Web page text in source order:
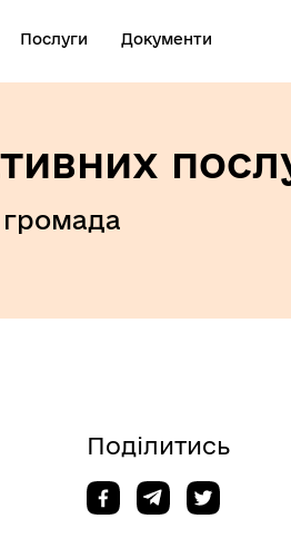
Послуги Документи
громада
Поділитись